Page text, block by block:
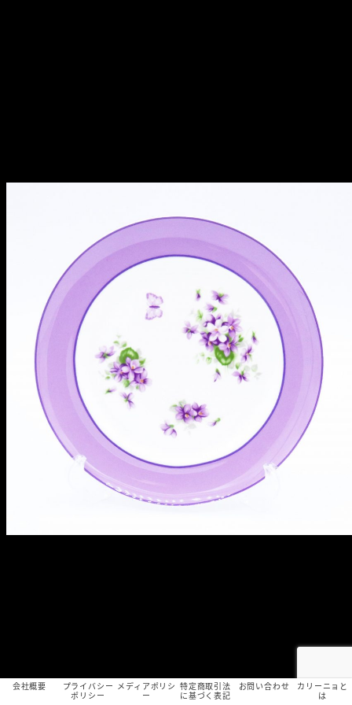
会社概要
プライバシー
ポリシー
メディアポリシ
ー
特定商取引法
に基づく表記
お問い合わせ
カリーニョと
は